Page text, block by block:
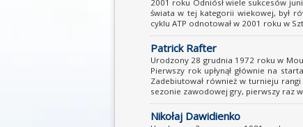
2001 roku Odniósł wiele sukcesów
świata w tej kategorii wiekowej, był
cyklu ATP odnotował w 2001 roku w
Patrick Rafter
Urodzony 28 grudnia 1972 roku w
Pierwszy rok upłynął głównie na
Zadebiutował również w turnieju
sezonie zawodowej gry, pierwszy raz
Nikołaj Dawidienko